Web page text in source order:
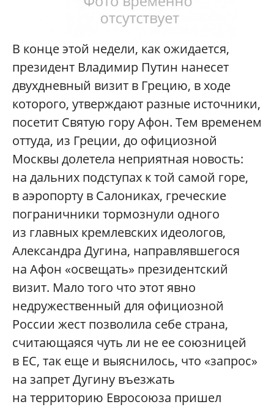
В конце этой недели, как ожидается,
президент Владимир Путин нанесет
двухдневный визит в Грецию, в ходе
которого, утверждают разные источники,
посетит Святую гору Афон. Тем временем
оттуда, из Греции, до официозной
Москвы долетела неприятная новость:
на дальних подступах к той самой горе,
в аэропорту в Салониках, греческие
пограничники тормознули одного
из главных кремлевских идеологов,
Александра Дугина, направлявшегося
на Афон «освещать» президентский
визит. Мало того что этот явно
недружественный для официозной
России жест позволила себе страна,
считающаяся чуть ли не ее союзницей
в ЕС, так еще и выяснилось, что «запрос»
на запрет Дугину въезжать
на территорию Евросоюза пришел